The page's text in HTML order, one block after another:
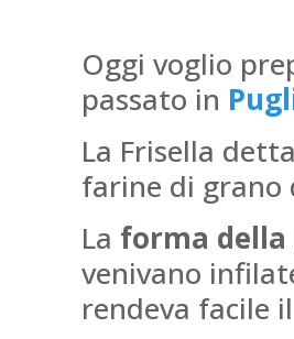
Oggi voglio
passato in
La Frisella
farine di grano
La forma della
venivano
rendeva facile